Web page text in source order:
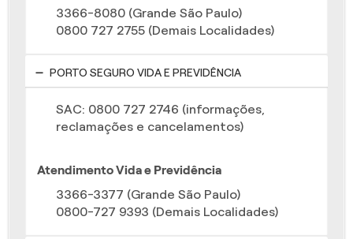
3366-8080 (Grande São Paulo)
0800 727 2755 (Demais Localidades)
PORTO SEGURO VIDA E PREVIDÊNCIA
SAC: 0800 727 2746 (informações,
reclamações e cancelamentos)
Atendimento Vida e Previdência
3366-3377 (Grande São Paulo)
0800-727 9393 (Demais Localidades)